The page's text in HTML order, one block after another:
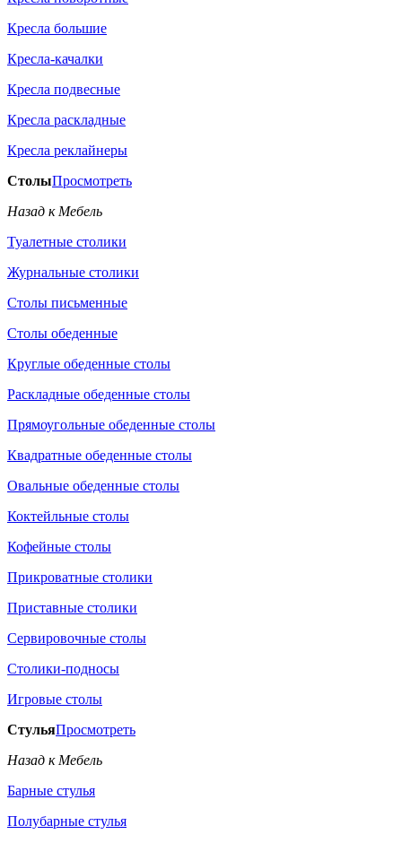
Кресла большие
Кресла-качалки
Кресла подвесные
Кресла раскладные
Кресла реклайнеры
СтолыПросмотреть
Назад к Мебель
Туалетные столики
Журнальные столики
Столы письменные
Столы обеденные
Круглые обеденные столы
Раскладные обеденные столы
Прямоугольные обеденные столы
Квадратные обеденные столы
Овальные обеденные столы
Коктейльные столы
Кофейные столы
Прикроватные столики
Приставные столики
Сервировочные столы
Столики-подносы
Игровые столы
СтульяПросмотреть
Назад к Мебель
Барные стулья
Полубарные стулья